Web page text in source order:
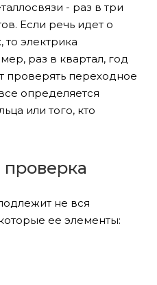
- раз в три
Если речь идет о
то электрика
раз в квартал, год
проверять переходное
определяется
или того, кто
не вся
ее элементы: